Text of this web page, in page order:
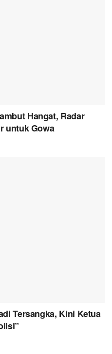
Hangat, Radar
untuk Gowa
Tersangka, Kini Ketua